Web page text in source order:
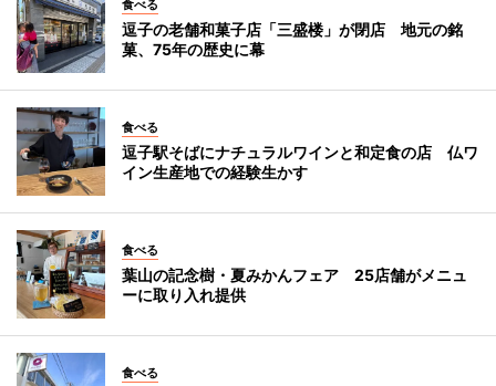
食べる
逗子の老舗和菓子店「三盛楼」が閉店 地元の銘
菓、75年の歴史に幕
食べる
逗子駅そばにナチュラルワインと和定食の店 仏ワ
イン生産地での経験生かす
食べる
葉山の記念樹・夏みかんフェア 25店舗がメニュ
ーに取り入れ提供
食べる